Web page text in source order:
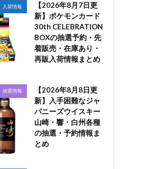
入荷情報
【2026年8月7日更
新】ポケモンカード
30th CELEBRATION
BOXの抽選予約・先
着販売・在庫あり・
再販入荷情報まとめ
抽選情報
【2026年8月8日更
新】入手困難なジャ
パニーズウイスキー
山崎・響・白州各種
の抽選・予約情報ま
とめ